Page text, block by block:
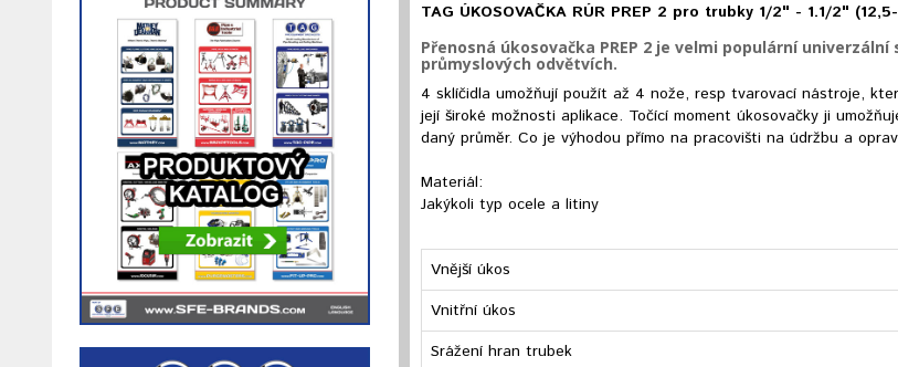
TAG ÚKOSOVAČKA RÚR PREP 2 pro trubky 1/2" - 1.1/2"
Přenosná úkosovačka PREP 2 je velmi populární
průmyslových odvětvích.
4 sklíčidla umožňují použít až 4 nože, resp tvarovací nástroje,
její široké možnosti aplikace. Točící moment úkosovačky ji
daný průměr. Co je výhodou přímo na pracovišti na údržbu a
Materiál:
Jakýkoli typ ocele a litiny
Vnější úkos
Vnitřní úkos
Srážení hran trubek